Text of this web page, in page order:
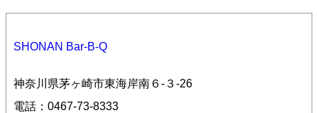
SHONAN Bar-B-Q
神奈川県茅ヶ崎市東海岸南６-３-26
電話：0467-73-8333